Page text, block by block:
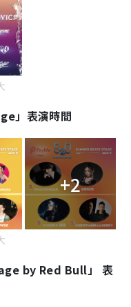
」表演時間
+2
by Red Bull」 表